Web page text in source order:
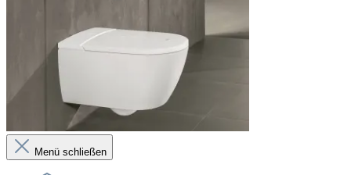
Menü schließen